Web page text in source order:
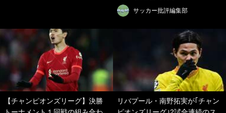
サッカー批評編集部
【チャンピオンズリーグ】決勝
リバプール・南野拓実が｢チャン